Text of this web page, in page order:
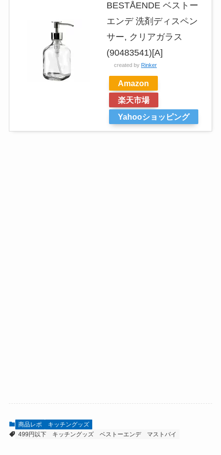
BESTÅENDE ベストー
エンデ 洗剤ディスペン
サー, クリアガラス
(90483541)[A]
created by Rinker
Amazon
楽天市場
Yahooショッピング
商品レポ
キッチングッズ
499円以下
キッチングッズ ベストーエンデ マストバイ